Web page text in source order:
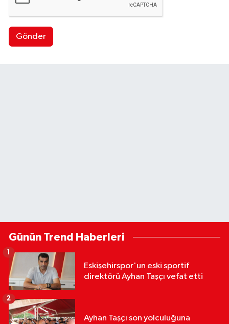
Gönder
Günün Trend Haberleri
Eskişehirspor'un eski sportif
direktörü Ayhan Taşçı vefat etti
1
Ayhan Taşçı son yolculuğuna
2